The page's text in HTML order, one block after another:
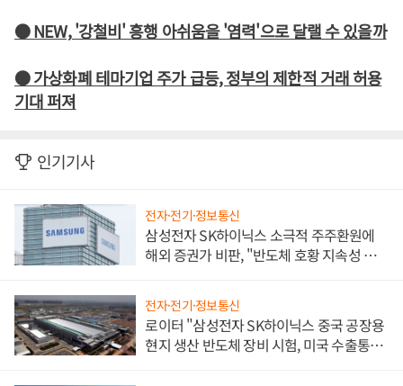
● NEW, '강철비' 흥행 아쉬움을 '염력'으로 달랠 수 있을까
● 가상화폐 테마기업 주가 급등, 정부의 제한적 거래 허용
기대 퍼져
인기기사
전자·전기·정보통신
삼성전자 SK하이닉스 소극적 주주환원에
해외 증권가 비판, "반도체 호황 지속성 의
전자·전기·정보통신
로이터 "삼성전자 SK하이닉스 중국 공장용
현지 생산 반도체 장비 시험, 미국 수출통제